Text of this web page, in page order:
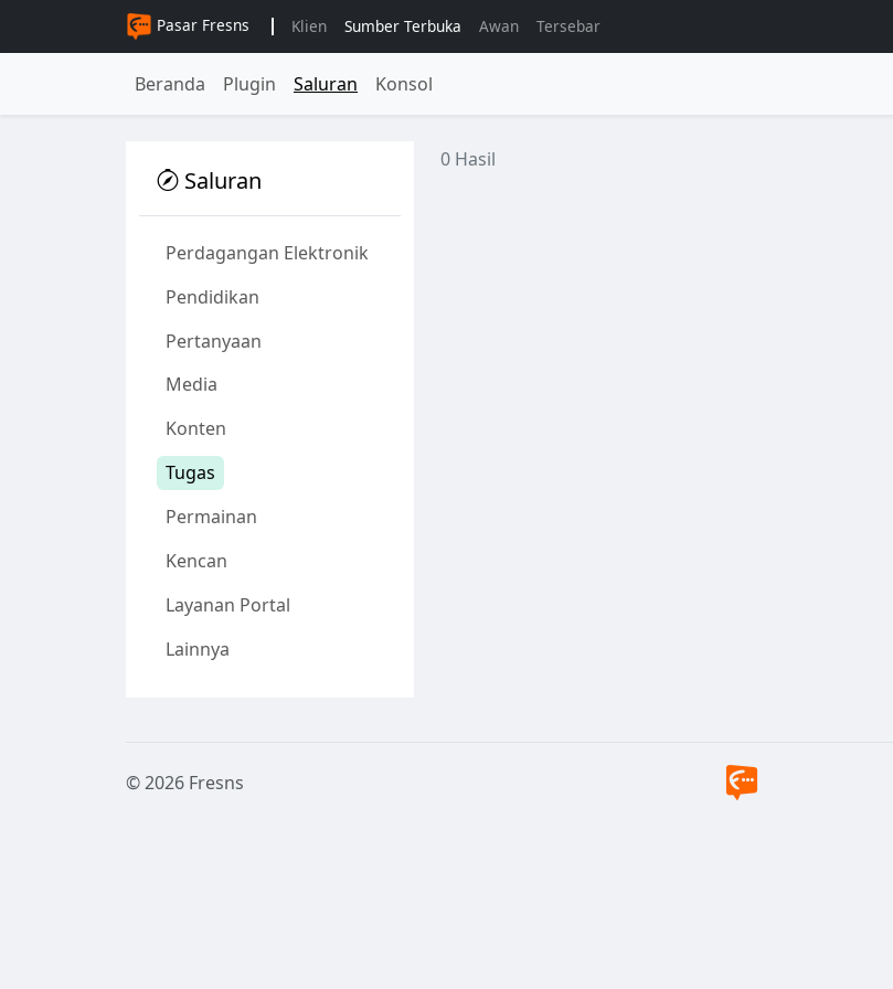
Pasar Fresns Klien Sumber Terbuka Awan Tersebar
Beranda Plugin Saluran Konsol
Saluran
Perdagangan Elektronik
Pendidikan
Pertanyaan
Media
Konten
Tugas
Permainan
Kencan
Layanan Portal
Lainnya
0 Hasil
© 2026 Fresns